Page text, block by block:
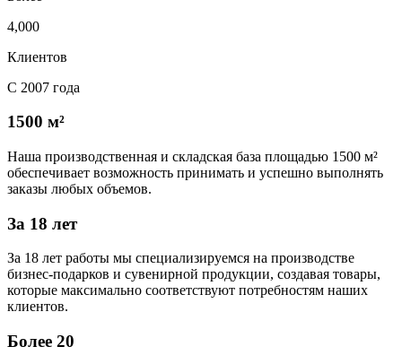
4,000
Клиентов
С 2007 года
1500 м²
Наша производственная и складская база площадью 1500 м²
обеспечивает возможность принимать и успешно выполнять
заказы любых объемов.
За 18 лет
За 18 лет работы мы специализируемся на производстве
бизнес-подарков и сувенирной продукции, создавая товары,
которые максимально соответствуют потребностям наших
клиентов.
Более 20